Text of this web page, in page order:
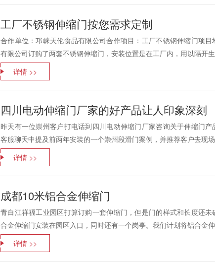
工厂不锈钢伸缩门按您需求定制
合作单位：邛崃天伦食品有限公司合作项目：工厂不锈钢伸缩门项
有限公司订购了两套不锈钢伸缩门，安装位置是在工厂内，用以隔开
详情 >>
四川电动伸缩门厂家的好产品让人印象深刻
昨天有一位崇州客户打电话到四川电动伸缩门厂家咨询关于伸缩门
客服聊天中提及前两年安装的一个崇州段滑门案例，并推荐客户去现
详情 >>
成都10米铝合金伸缩门
青白江祥福工业园区打算订购一套伸缩门，但是门的样式和长度还
合金伸缩门安装在园区入口，同时还有一个岗亭。我们计划将铝合金
详情 >>